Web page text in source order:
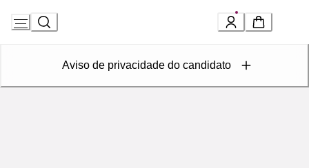
Aviso de privacidade do candidato